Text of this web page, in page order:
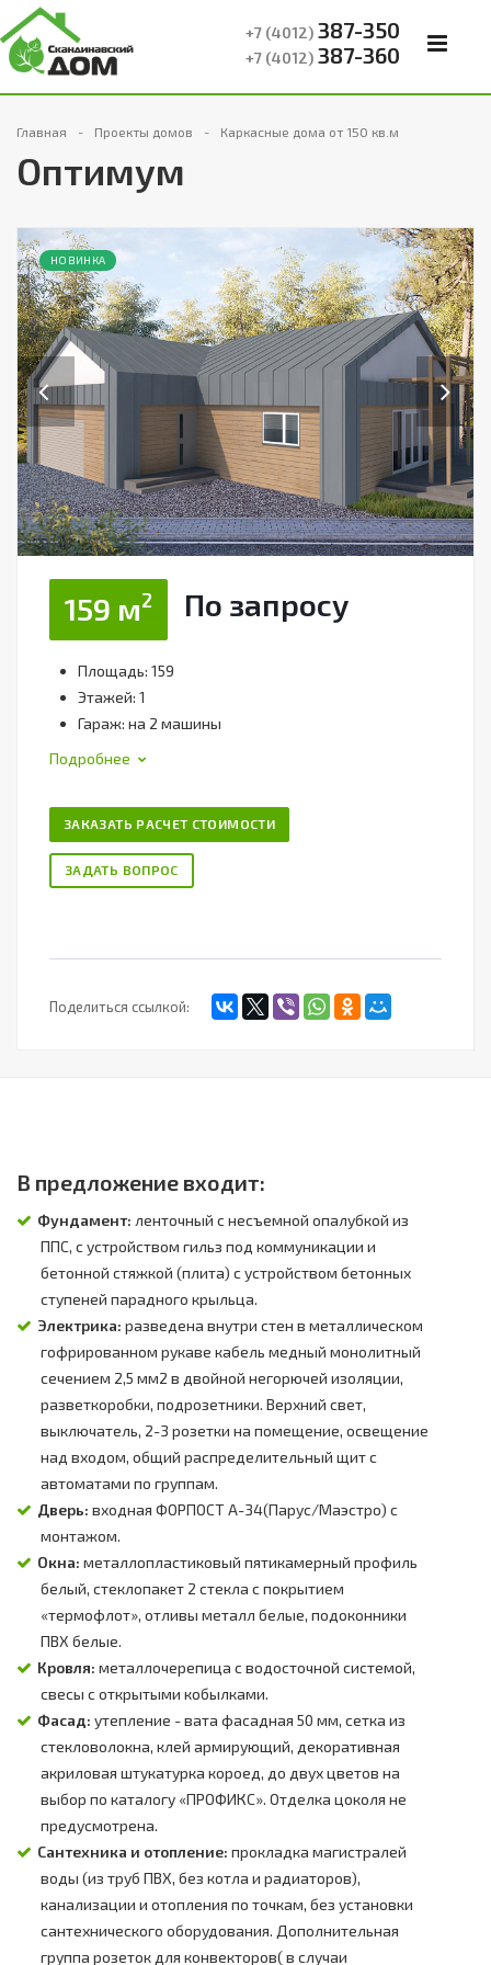
+7 (4012)387-350
+7 (4012)387-360
Главная Проекты домов Каркасные дома от 150 кв.м
Оптимум
Previous Next
НОВИНКА
159 м2 По запросу
Площадь: 159
Этажей: 1
Гараж: на 2 машины
Подробнее
ЗАКАЗАТЬ РАСЧЕТ СТОИМОСТИ
ЗАДАТЬ ВОПРОС
Поделиться ссылкой:
В предложение входит:
Фундамент: ленточный с несъемной опалубкой из
ППС, с устройством гильз под коммуникации и
бетонной стяжкой (плита) с устройством бетонных
ступеней парадного крыльца.
Электрика: разведена внутри стен в металлическом
гофрированном рукаве кабель медный монолитный
сечением 2,5 мм2 в двойной негорючей изоляции,
разветкоробки, подрозетники. Верхний свет,
выключатель, 2-3 розетки на помещение, освещение
над входом, общий распределительный щит с
автоматами по группам.
Дверь: входная ФОРПОСТ А-34(Парус/Маэстро) с
монтажом.
Окна: металлопластиковый пятикамерный профиль
белый, стеклопакет 2 стекла с покрытием
«термофлот», отливы металл белые, подоконники
ПВХ белые.
Кровля: металлочерепица с водосточной системой,
свесы с открытыми кобылками.
Фасад: утепление - вата фасадная 50 мм, сетка из
стекловолокна, клей армирующий, декоративная
акриловая штукатурка короед, до двух цветов на
выбор по каталогу «ПРОФИКС». Отделка цоколя не
предусмотрена.
Сантехника и отопление: прокладка магистралей
воды (из труб ПВХ, без котла и радиаторов),
канализации и отопления по точкам, без установки
сантехнического оборудования. Дополнительная
группа розеток для конвекторов( в случаи